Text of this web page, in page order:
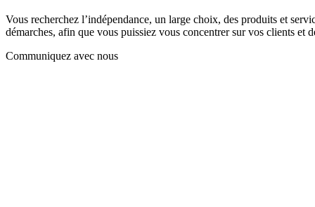
Vous recherchez l’indépendance, un large choix, des produits et
démarches, afin que vous puissiez vous concentrer sur vos clients et
Communiquez avec nous